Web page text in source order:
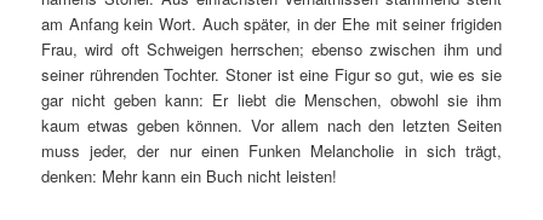
am Anfang kein Wort. Auch später, in der Ehe mit seiner frigiden
Frau, wird oft Schweigen herrschen; ebenso zwischen ihm und
seiner rührenden Tochter. Stoner ist eine Figur so gut, wie es sie
gar nicht geben kann: Er liebt die Menschen, obwohl sie ihm
kaum etwas geben können. Vor allem nach den letzten Seiten
muss jeder, der nur einen Funken Melancholie in sich trägt,
denken: Mehr kann ein Buch nicht leisten!